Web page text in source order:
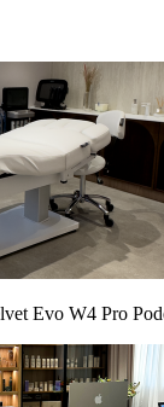
Evo W4 Pro